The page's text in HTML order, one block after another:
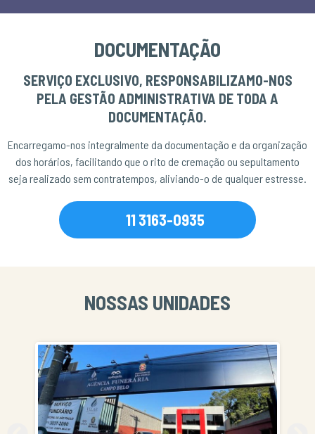
DOCUMENTAÇÃO
SERVIÇO EXCLUSIVO, RESPONSABILIZAMO-NOS
PELA GESTÃO ADMINISTRATIVA DE TODA A
DOCUMENTAÇÃO.
Encarregamo-nos integralmente da documentação e da organização
dos horários, facilitando que o rito de cremação ou sepultamento
seja realizado sem contratempos, aliviando-o de qualquer estresse.
11 3163-0935
NOSSAS UNIDADES